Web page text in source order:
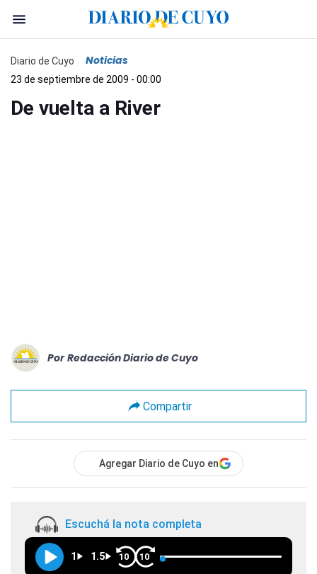
Diario de Cuyo Noticias
23 de septiembre de 2009 - 00:00
De vuelta a River
Por Redacción Diario de Cuyo
Compartir
Agregar Diario de Cuyo en
Escuchá la nota completa
1 1.5 10 10